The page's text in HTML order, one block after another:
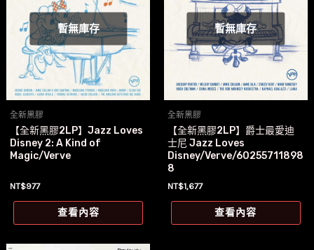
暫無庫存
全新黑膠
【全新黑膠2LP】Jazz Loves
Disney 2: A Kind of
Magic/Verve
NT$977
查看內容
暫無庫存
全新黑膠
【全新黑膠2LP】爵士最愛迪
士尼 Jazz Loves
Disney/Verve/60255711898
8
NT$1,677
查看內容